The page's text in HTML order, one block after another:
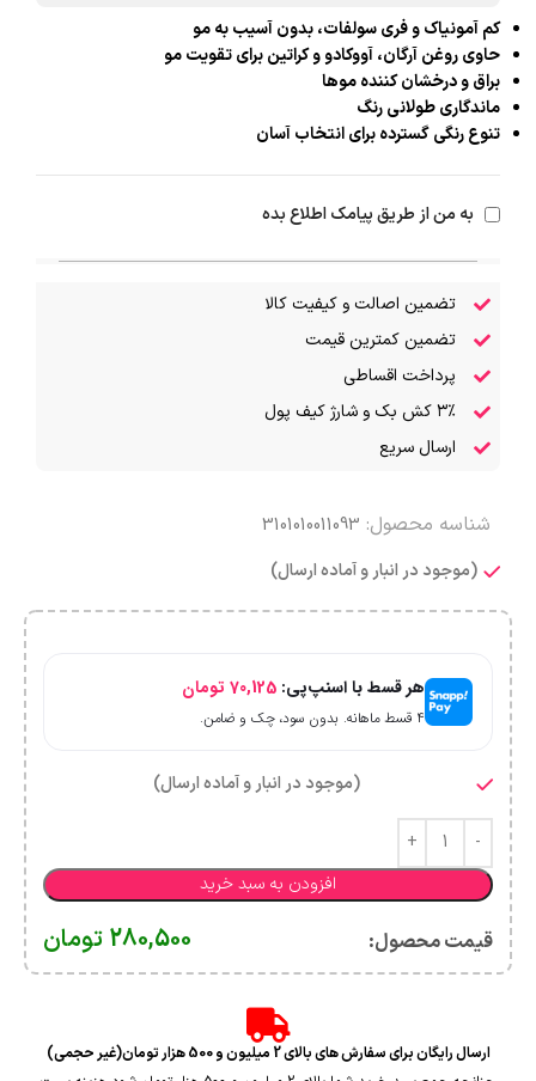
کم آمونیاک و فری سولفات، بدون آسیب به مو
حاوی روغن آرگان، آووکادو و کراتین برای تقویت مو
براق و درخشان کننده موها
ماندگاری طولانی رنگ
تنوع رنگی گسترده برای انتخاب آسان
به من از طریق پیامک اطلاع بده
تضمین اصالت و کیفیت کالا
تضمین کمترین قیمت
پرداخت اقساطی
۳٪ کش بک و شارژ کیف پول
ارسال سریع
شناسه محصول: 3101010011093
(موجود در انبار و آماده ارسال)
هر قسط با اسنپ‌پی: 70,125 تومان
۴ قسط ماهانه. بدون سود، چک و ضامن.
(موجود در انبار و آماده ارسال)
افزودن به سبد خرید
قیمت محصول:​ 280,500 تومان
ارسال رایگان برای سفارش های بالای 2 میلیون و 500 هزار تومان(غیر حجمی)